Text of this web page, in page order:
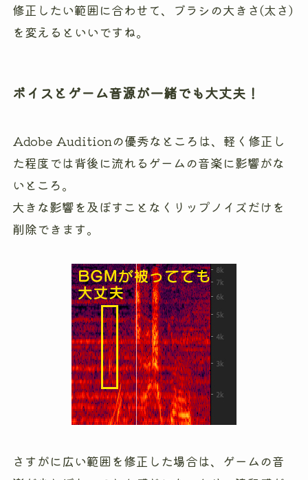
修正したい範囲に合わせて、ブラシの大きさ(太さ)
を変えるといいですね。
ボイスとゲーム音源が一緒でも大丈夫！
Adobe Auditionの優秀なところは、軽く修正し
た程度では背後に流れるゲームの音楽に影響がな
いところ。
大きな影響を及ぼすことなくリップノイズだけを
削除できます。
さすがに広い範囲を修正した場合は、ゲームの音